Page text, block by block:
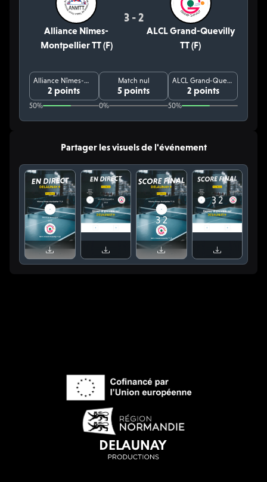
Alliance Nîmes-
Montpellier TT (F)
3 - 2
ALCL Grand-Quevilly
TT (F)
Alliance Nîmes-Montpellier TT (F)
2 points
50%
Match nul
5 points
0%
ALCL Grand-Quevilly TT (F)
2 points
50%
Partager les visuels de l'événement